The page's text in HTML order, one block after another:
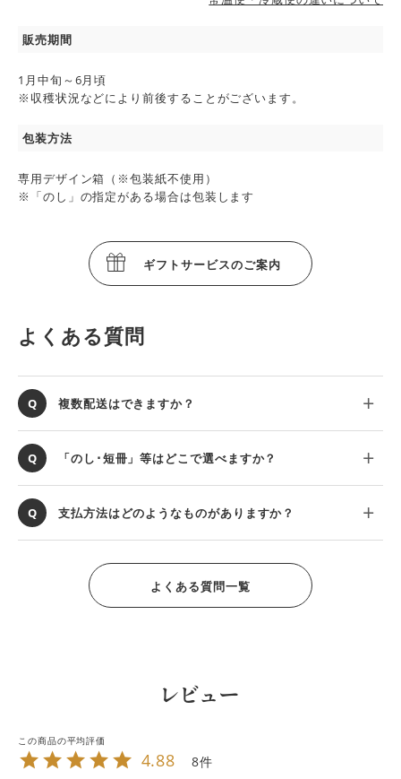
販売期間
1月中旬～6月頃
※収穫状況などにより前後することがございます。
包装方法
専用デザイン箱（※包装紙不使用）
※「のし」の指定がある場合は包装します
ギフトサービスのご案内
よくある質問
複数配送はできますか？
「のし･短冊」等はどこで選べますか？
支払方法はどのようなものがありますか？
よくある質問一覧
レビュー
4.88 8